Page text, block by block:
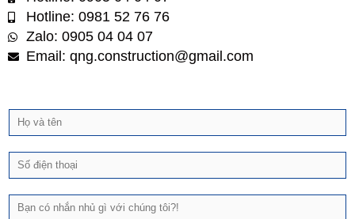
Hotline: 0981 52 76 76
Zalo: 0905 04 04 07
Email: qng.construction@gmail.com
t
ê